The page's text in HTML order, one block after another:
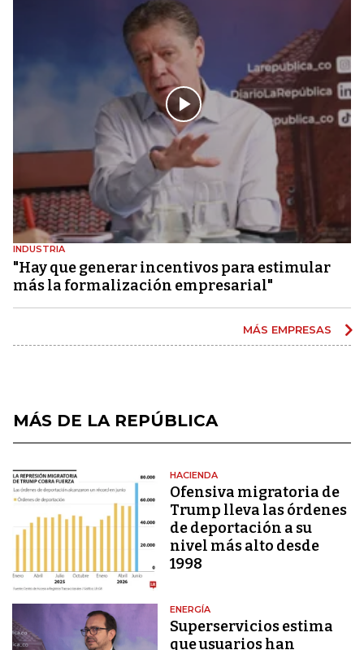
INDUSTRIA
"Hay que generar incentivos para estimular
más la formalización empresarial"
MÁS EMPRESAS
MÁS DE LA REPÚBLICA
HACIENDA
Ofensiva migratoria de
Trump lleva las órdenes
de deportación a su
nivel más alto desde
1998
ENERGÍA
Superservicios estima
que usuarios han